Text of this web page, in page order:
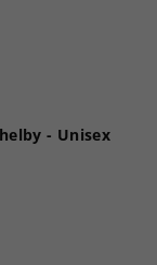
Serengeti sluneční brýle SS533003 Shelby - Unisex